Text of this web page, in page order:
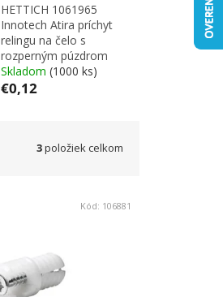
HETTICH 1061965
Innotech Atira príchyt
relingu na čelo s
rozperným púzdrom
Skladom (1000 ks)
€0,12
3položiek celkom
Kód: 106881